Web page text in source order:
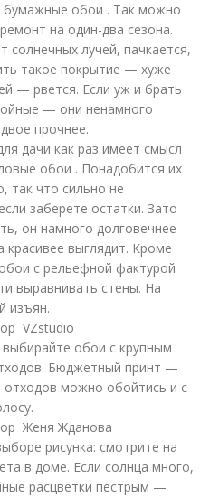
бумажные обои . Так можно
на один-два сезона.
солнечных лучей, пачкается,
такое покрытие — хуже
— рвется. Если уж и брать
— они ненамного
прочнее.
дачи как раз имеет смысл
обои . Понадобится их
так что сильно не
заберете остатки. Зато
он намного долговечнее
красивее выглядит. Кроме
с рельефной фактурой
выравнивать стены. На
изъян.
VZstudio
обои с крупным
Бюджетный принт —
отходов можно обойтись и с
Женя Жданова
рисунка: смотрите на
в доме. Если солнца много,
расцветки пестрым —